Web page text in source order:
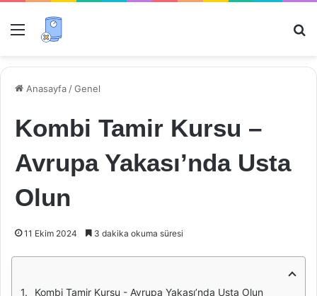
Menü
Anasayfa /Genel
Kombi Tamir Kursu –
Avrupa Yakası’nda Usta
Olun
11 Ekim 2024 3 dakika okuma süresi
Kombi Tamir Kursu - Avrupa Yakası’nda Usta Olun